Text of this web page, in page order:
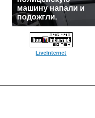
машину напали и
подожгли.
LiveInternet